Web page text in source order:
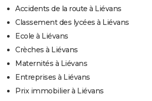
Accidents de la route à Liévans
Classement des lycées à Liévans
Ecole à Liévans
Crèches à Liévans
Maternités à Liévans
Entreprises à Liévans
Prix immobilier à Liévans